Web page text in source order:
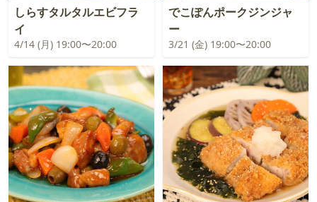
しらすタルタルエビフラ
イ
4/14 (月) 19:00〜20:00
でこぽんポークジンジャ
ー
3/21 (金) 19:00〜20:00